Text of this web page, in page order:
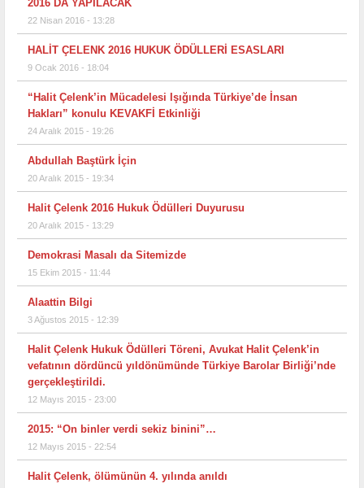
2016 DA YAPILACAK
22 Nisan 2016 - 13:28
HALİT ÇELENK 2016 HUKUK ÖDÜLLERİ ESASLARI
9 Ocak 2016 - 18:04
“Halit Çelenk’in Mücadelesi Işığında Türkiye’de İnsan
Hakları” konulu KEVAKFİ Etkinliği
24 Aralık 2015 - 19:26
Abdullah Baştürk İçin
20 Aralık 2015 - 19:34
Halit Çelenk 2016 Hukuk Ödülleri Duyurusu
20 Aralık 2015 - 13:29
Demokrasi Masalı da Sitemizde
15 Ekim 2015 - 11:44
Alaattin Bilgi
3 Ağustos 2015 - 12:39
Halit Çelenk Hukuk Ödülleri Töreni, Avukat Halit Çelenk’in
vefatının dördüncü yıldönümünde Türkiye Barolar Birliği’nde
gerçekleştirildi.
12 Mayıs 2015 - 23:00
2015: “On binler verdi sekiz binini”…
12 Mayıs 2015 - 22:54
Halit Çelenk, ölümünün 4. yılında anıldı